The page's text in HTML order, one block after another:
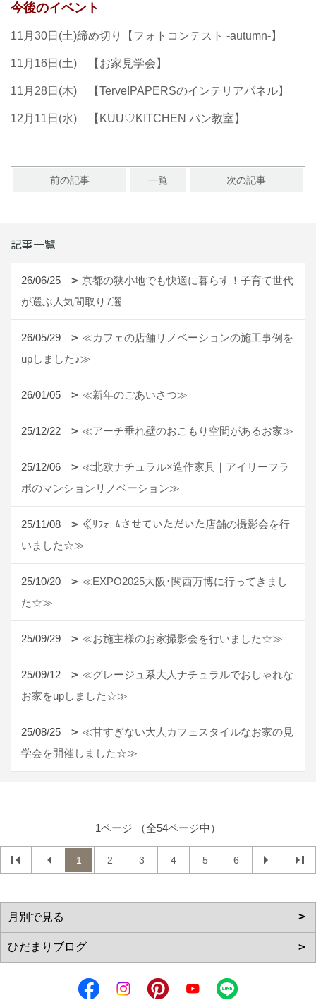
今後のイベント
11月30日(土)締め切り【フォトコンテスト -autumn-】
11月16日(土) 【お家見学会】
11月28日(木) 【Terve!PAPERSのインテリアパネル】
12月11日(水) 【KUU♡KITCHEN パン教室】
前の記事 一覧 次の記事
記事一覧
26/06/25
京都の狭小地でも快適に暮らす！子育て世代
が選ぶ人気間取り7選
26/05/29
≪カフェの店舗リノベーションの施工事例を
upしました♪≫
26/01/05 ≪新年のごあいさつ≫
25/12/22 ≪アーチ垂れ壁のおこもり空間があるお家≫
25/12/06
≪北欧ナチュラル×造作家具｜アイリーフラ
ボのマンションリノベーション≫
25/11/08
≪ﾘﾌｫｰﾑさせていただいた店舗の撮影会を行
いました☆≫
25/10/20
≪EXPO2025大阪･関西万博に行ってきまし
た☆≫
25/09/29 ≪お施主様のお家撮影会を行いました☆≫
25/09/12
≪グレージュ系大人ナチュラルでおしゃれな
お家をupしました☆≫
25/08/25
≪甘すぎない大人カフェスタイルなお家の見
学会を開催しました☆≫
1ページ （全54ページ中）
1 2 3 4 5 6